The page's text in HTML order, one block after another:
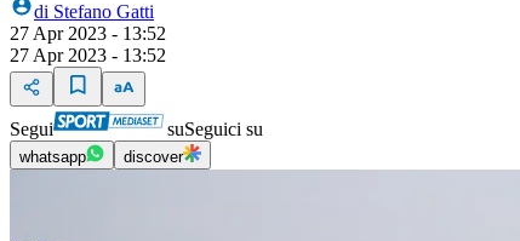
di Stefano Gatti
27 Apr 2023 - 13:52
27 Apr 2023 - 13:52
Segui suSeguici su
whatsapp discover